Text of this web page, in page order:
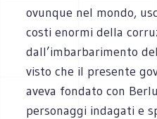
ovunque nel mondo,
costi enormi della
dall’imbarbarimento
visto che il presente
aveva fondato con
personaggi indagati e